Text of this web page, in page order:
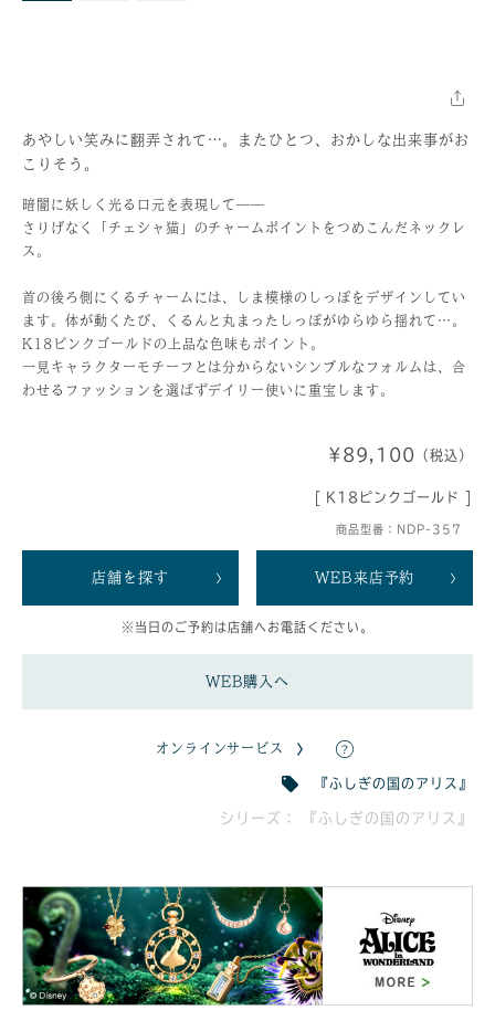
あやしい笑みに翻弄されて…。またひとつ、おかしな出来事がお
こりそう。
暗闇に妖しく光る口元を表現して——
さりげなく「チェシャ猫」のチャームポイントをつめこんだネックレ
ス。
首の後ろ側にくるチャームには、しま模様のしっぽをデザインしてい
ます。体が動くたび、くるんと丸まったしっぽがゆらゆら揺れて…。
K18ピンクゴールドの上品な色味もポイント。
一見キャラクターモチーフとは分からないシンプルなフォルムは、合
わせるファッションを選ばずデイリー使いに重宝します。
¥89,100 （税込）
[ K18ピンクゴールド ]
商品型番：NDP-357
店舗を探す WEB来店予約
※当日のご予約は店舗へお電話ください。
WEB購入へ
オンラインサービス
『ふしぎの国のアリス』
シリーズ： 『ふしぎの国のアリス』